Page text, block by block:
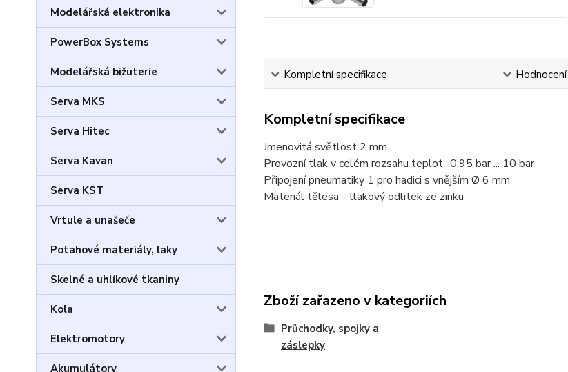
Modelářská elektronika
PowerBox Systems
Modelářská bižuterie
Serva MKS
Serva Hitec
Serva Kavan
Serva KST
Vrtule a unašeče
Potahové materiály, laky
Skelné a uhlíkové tkaniny
Kola
Elektromotory
Akumulátory
Kompletní specifikace Hodnocení
Kompletní specifikace
Jmenovitá světlost 2 mm
Provozní tlak v celém rozsahu teplot -0,95 bar ... 10 bar
Připojení pneumatiky 1 pro hadici s vnějším Ø 6 mm
Materiál tělesa - tlakový odlitek ze zinku
Zboží zařazeno v kategoriích
Průchodky, spojky a
záslepky